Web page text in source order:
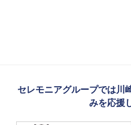
セレモニアグループでは川
みを応援